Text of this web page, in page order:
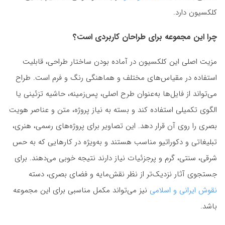
کلکسیون دارد.
چرا این مجموعه برای طراحان کاربردی است؟
مزیت اصلی این کلکسیون در آماده بودن ساختار طراحی، قابلیت
استفاده در مقیاس‌های مختلف و هماهنگی رنگ و فرم است. طراح
می‌تواند از فایل‌ها به‌عنوان طرح اصلی، پس‌زمینه، حاشیه تزئینی یا
الگوی تکمیلی استفاده کند و بسته به نیاز پروژه، متن و عناصر هویت
بصری را روی آن قرار دهد. این تصاویر برای پروژه‌های رسمی، هنری،
تبلیغاتی و دکوراتیو مناسب هستند و به‌ویژه در کارهایی که به حس
شرقی، سنتی، گرم و پرجزئیات نیاز دارند نتیجه خوبی می‌دهند. برای
جستجوی آثار نزدیک‌تر از نظر نقش‌مایه و فضای بصری، دسته
نقوش ایرانی و اسلامی نیز می‌تواند مکمل مناسبی برای این مجموعه
باشد.